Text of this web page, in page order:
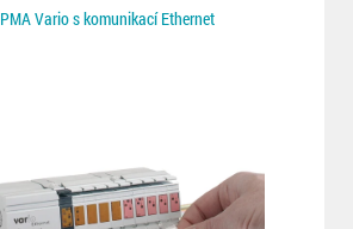
PMA Vario s komunikací Ethernet